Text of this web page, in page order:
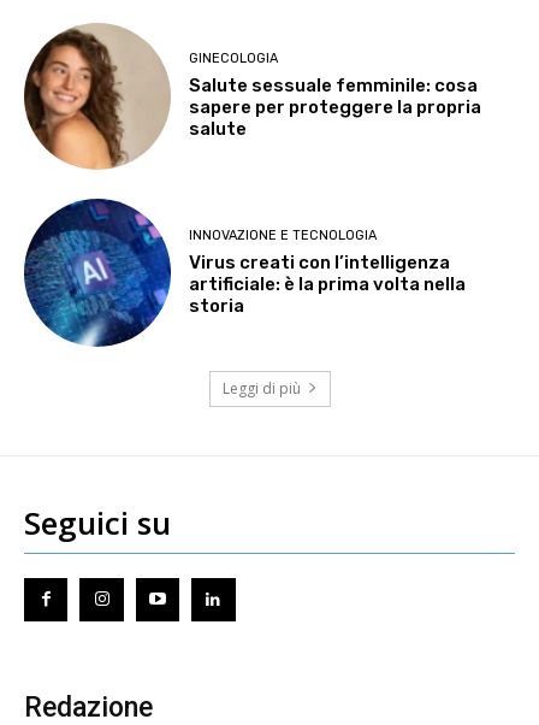
GINECOLOGIA
Salute sessuale femminile: cosa
sapere per proteggere la propria
salute
INNOVAZIONE E TECNOLOGIA
Virus creati con l’intelligenza
artificiale: è la prima volta nella
storia
Leggi di più
Seguici su
Redazione